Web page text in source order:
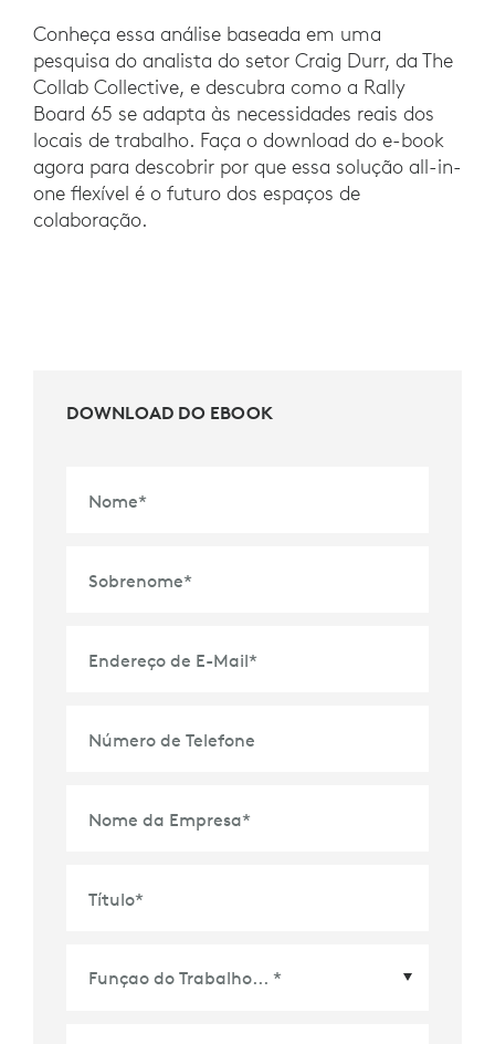
Conheça essa análise baseada em uma
pesquisa do analista do setor Craig Durr, da The
Collab Collective, e descubra como a Rally
Board 65 se adapta às necessidades reais dos
locais de trabalho. Faça o download do e-book
agora para descobrir por que essa solução all-in-
one flexível é o futuro dos espaços de
colaboração.
DOWNLOAD DO EBOOK
Nome*
Sobrenome*
Endereço de E-Mail*
Número de Telefone
Nome da Empresa*
Título*